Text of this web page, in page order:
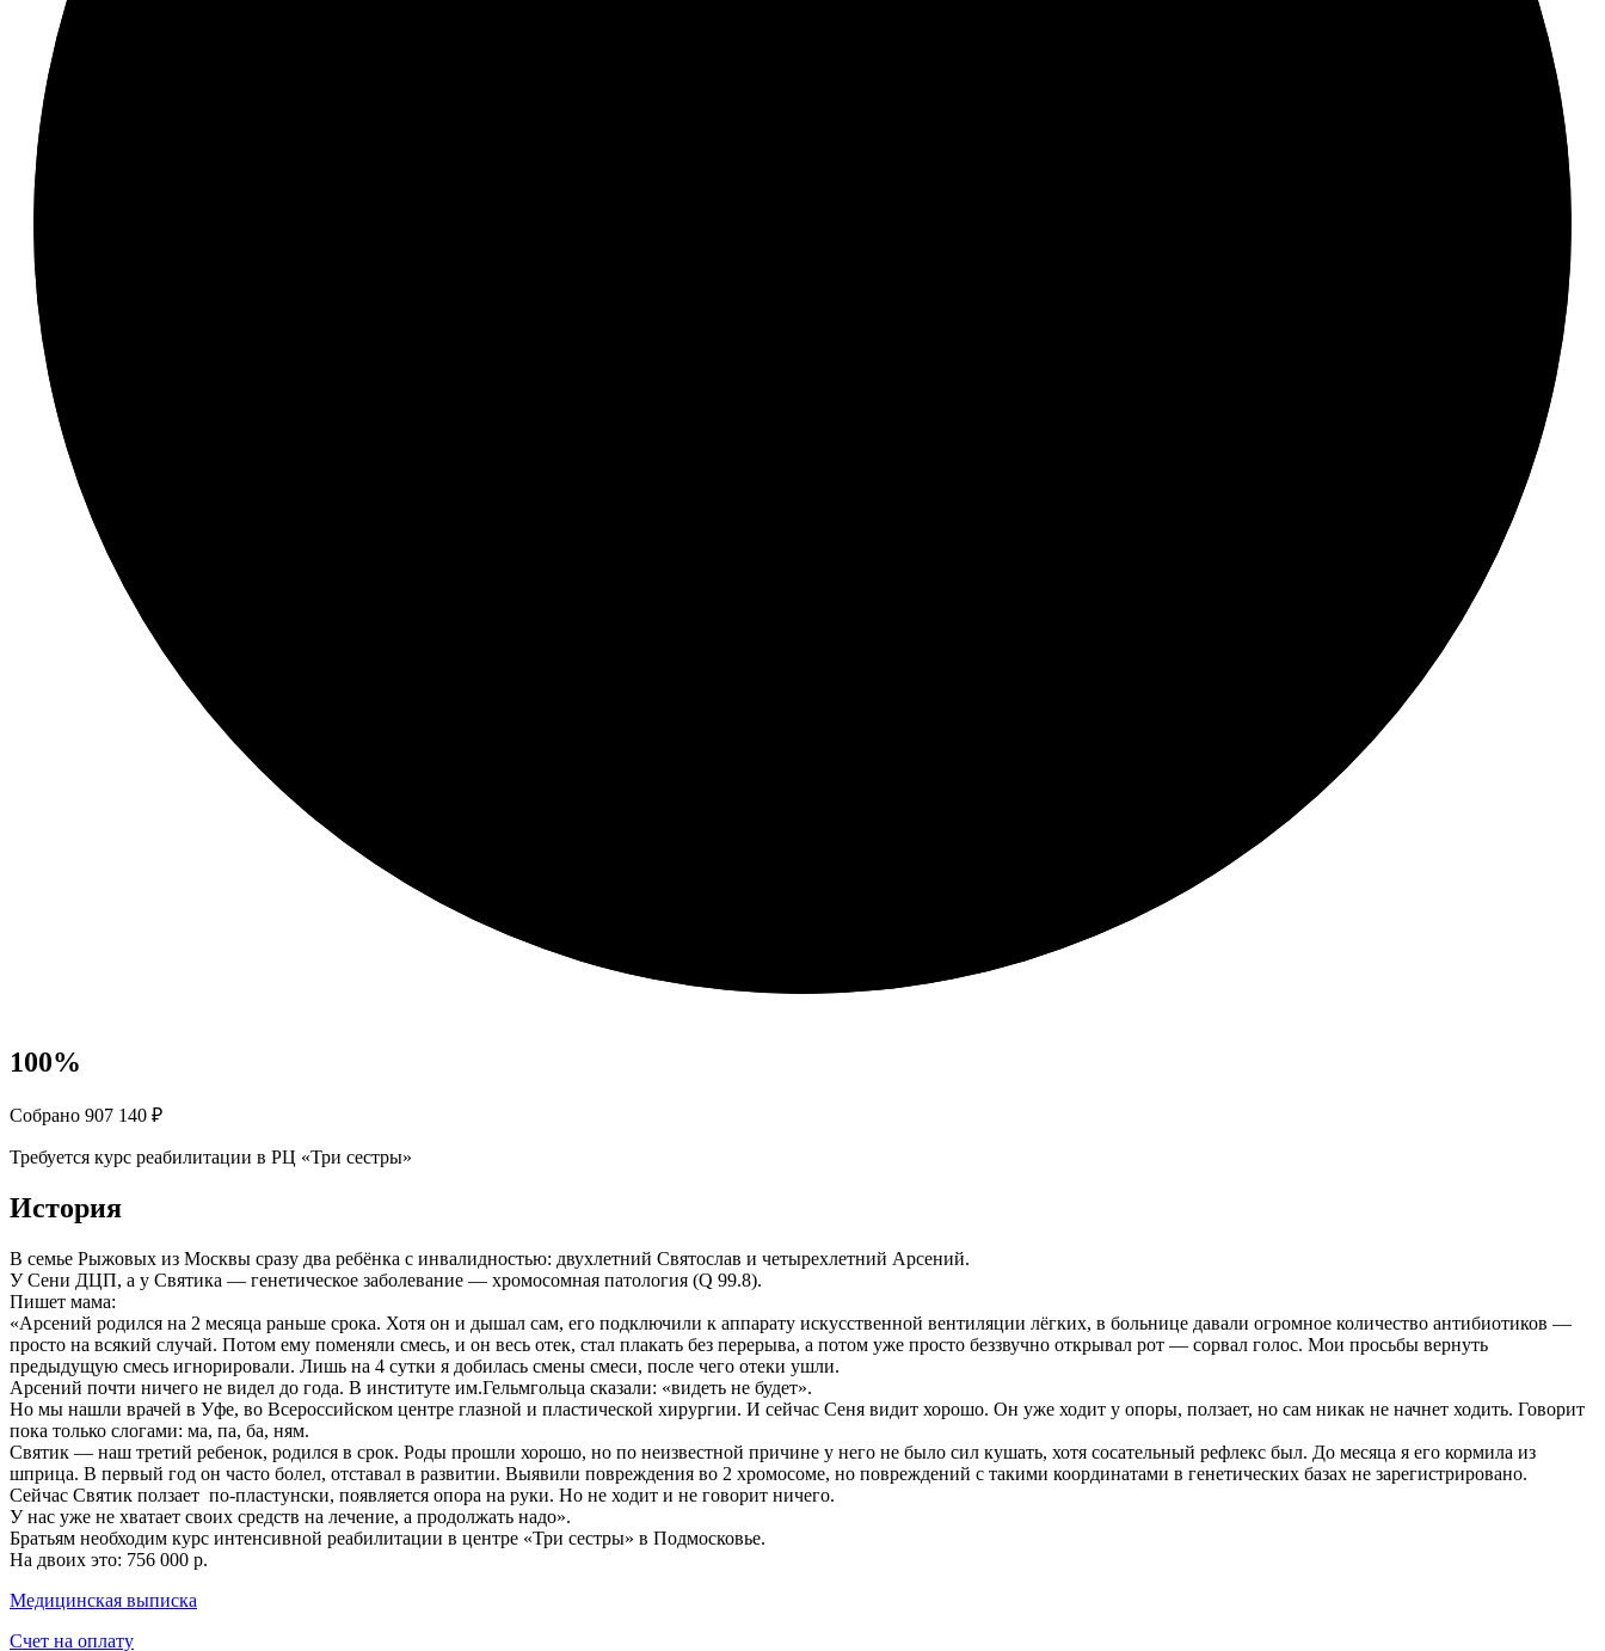
100%
Собрано 907 140 ₽
Требуется курс реабилитации в РЦ «Три сестры»
История
В семье Рыжовых из Москвы сразу два ребёнка с инвалидностью: двухлетний Святослав и четырехлетний Арсений.
У Сени ДЦП, а у Святика — генетическое заболевание — хромосомная патология (Q 99.8).
Пишет мама:
«Арсений родился на 2 месяца раньше срока. Хотя он и дышал сам, его подключили к аппарату искусственной вентиляции лёгких, в больнице давали огромное количество антибиотиков —
просто на всякий случай. Потом ему поменяли смесь, и он весь отек, стал плакать без перерыва, а потом уже просто беззвучно открывал рот — сорвал голос. Мои просьбы вернуть
предыдущую смесь игнорировали. Лишь на 4 сутки я добилась смены смеси, после чего отеки ушли.
Арсений почти ничего не видел до года. В институте им.Гельмгольца сказали: «видеть не будет».
Но мы нашли врачей в Уфе, во Всероссийском центре глазной и пластической хирургии. И сейчас Сеня видит хорошо. Он уже ходит у опоры, ползает, но сам никак не начнет ходить. Говорит
пока только слогами: ма, па, ба, ням.
Святик — наш третий ребенок, родился в срок. Роды прошли хорошо, но по неизвестной причине у него не было сил кушать, хотя сосательный рефлекс был. До месяца я его кормила из
шприца. В первый год он часто болел, отставал в развитии. Выявили повреждения во 2 хромосоме, но повреждений с такими координатами в генетических базах не зарегистрировано.
Сейчас Святик ползает по-пластунски, появляется опора на руки. Но не ходит и не говорит ничего.
У нас уже не хватает своих средств на лечение, а продолжать надо».
Братьям необходим курс интенсивной реабилитации в центре «Три сестры» в Подмосковье.
На двоих это: 756 000 р.
Медицинская выписка
Счет на оплату